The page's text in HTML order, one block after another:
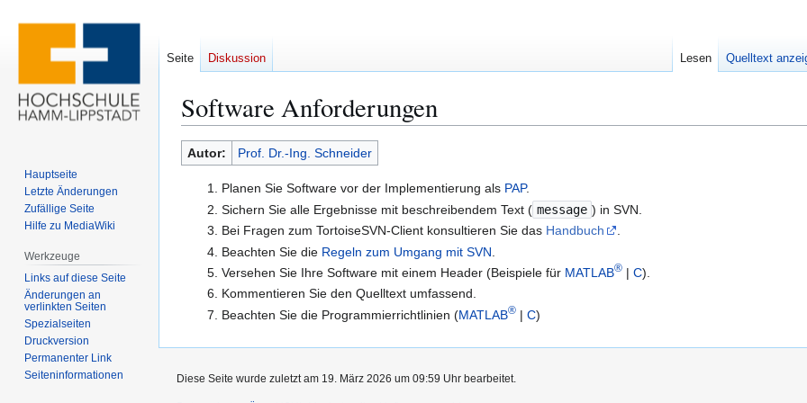
Software Anforderungen
Zur
Navigation
springen
Zur
Suche
springen
Autor: Prof. Dr.-Ing. Schneider
Planen Sie Software vor der Implementierung als PAP.
Sichern Sie alle Ergebnisse mit beschreibendem Text ( message ) in SVN.
Bei Fragen zum TortoiseSVN-Client konsultieren Sie das Handbuch
.
Beachten Sie die Regeln zum Umgang mit SVN
Versehen Sie Ihre Software mit einem Header (Beispiele für MATLAB®| C).
Kommentieren Sie den Quelltext umfassend.
Beachten Sie die Programmierrichtlinien (MATLAB®| C)
Seite Diskussion Lesen Quelltext
Hauptseite
Letzte Änderungen
Zufällige Seite
Hilfe zu MediaWiki
Werkzeuge
Links auf diese Seite
Änderungen an
verlinkten Seiten
Spezialseiten
Druckversion
Permanenter Link
Seiten­­informationen
Diese Seite wurde zuletzt am 19. März 2026 um 09:59 Uhr bearbeitet.